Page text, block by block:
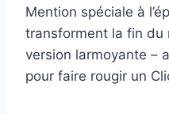
Mention spéciale à
transforment la fin du
version larmoyante –
pour faire rougir un